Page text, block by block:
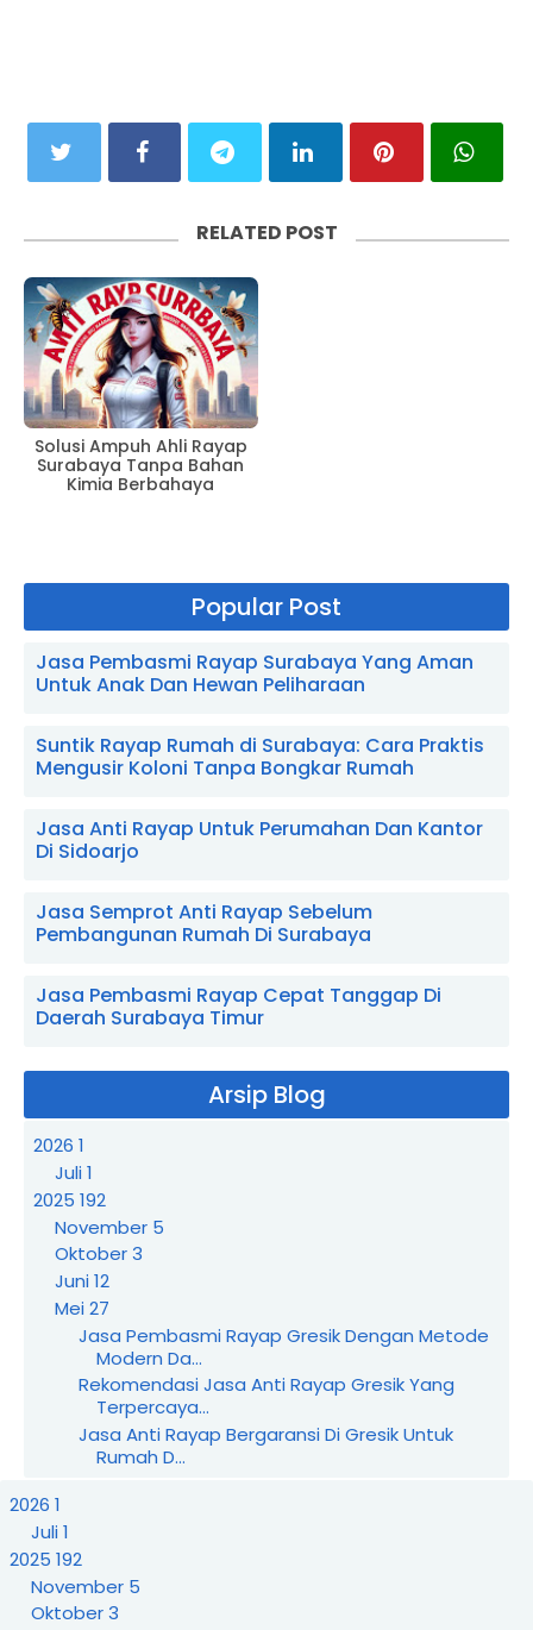
RELATED POST
Solusi Ampuh Ahli Rayap
Surabaya Tanpa Bahan
Kimia Berbahaya
Popular Post
Jasa Pembasmi Rayap Surabaya Yang Aman
Untuk Anak Dan Hewan Peliharaan
Suntik Rayap Rumah di Surabaya: Cara Praktis
Mengusir Koloni Tanpa Bongkar Rumah
Jasa Anti Rayap Untuk Perumahan Dan Kantor
Di Sidoarjo
Jasa Semprot Anti Rayap Sebelum
Pembangunan Rumah Di Surabaya
Jasa Pembasmi Rayap Cepat Tanggap Di
Daerah Surabaya Timur
Arsip Blog
2026 1
Juli1
2025 192
November 5
Oktober3
Juni12
Mei27
Jasa Pembasmi Rayap Gresik Dengan Metode
Modern Da...
Rekomendasi Jasa Anti Rayap Gresik Yang
Terpercaya...
Jasa Anti Rayap Bergaransi Di Gresik Untuk
Rumah D...
Tips Memilih Jasa Basmi Rayap Surabaya Yang
Profes...
2026 1
Juli1
2025 192
November 5
Oktober3